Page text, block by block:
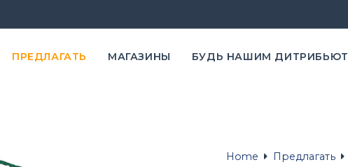
ПРЕДЛАГАТЬ MАГАЗИНЫ БУДЬ НАШИМ
Home Предлагать